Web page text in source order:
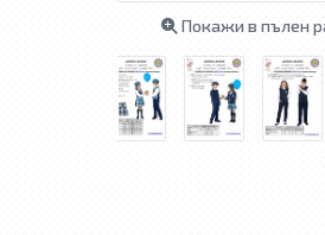
Покажи в пълен